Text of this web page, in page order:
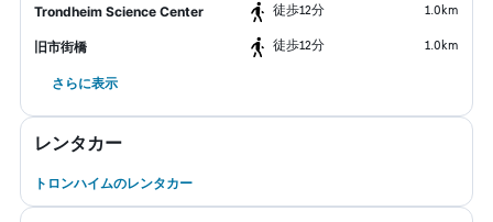
Trondheim Science Center ​徒歩12分 1.0km
旧市街橋 ​徒歩12分 1.0km
さらに表示
レンタカー
トロンハイムのレンタカー